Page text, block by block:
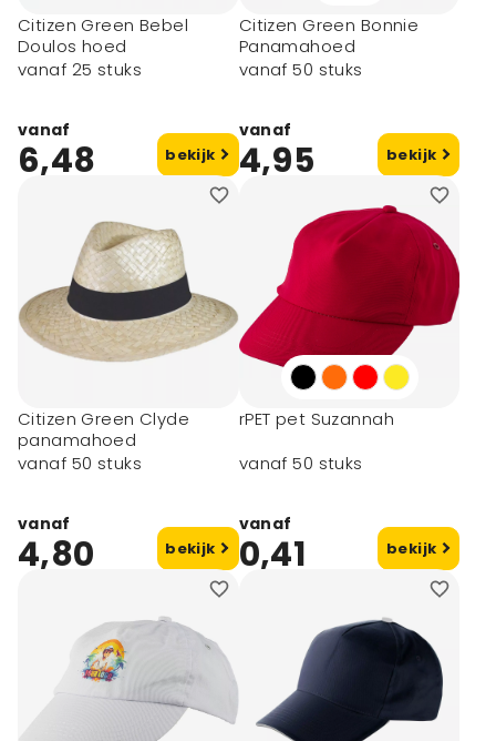
Citizen Green Bebel
Doulos hoed
vanaf 25 stuks
vanaf
6,48 bekijk
Citizen Green Bonnie
Panamahoed
vanaf 50 stuks
vanaf
4,95 bekijk
Citizen Green Clyde
panamahoed
vanaf 50 stuks
vanaf
4,80 bekijk
rPET pet Suzannah
vanaf 50 stuks
vanaf
0,41 bekijk